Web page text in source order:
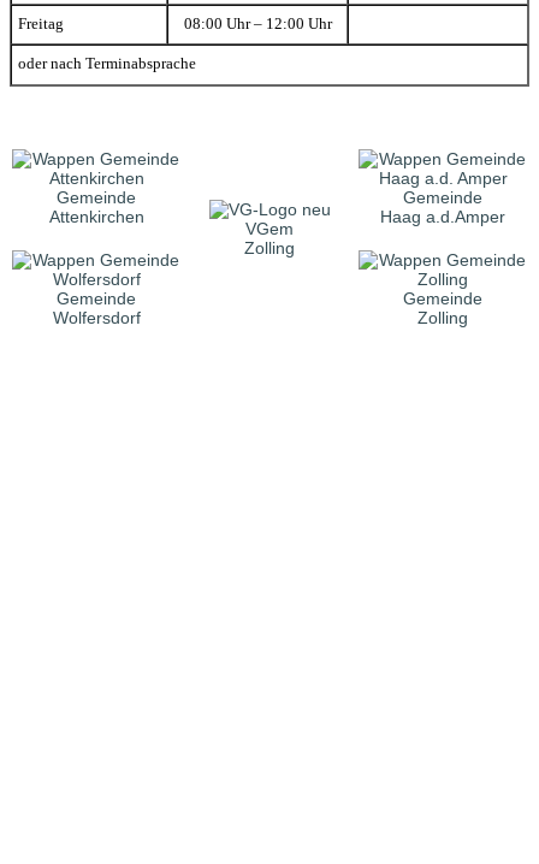
Freitag 08:00 Uhr – 12:00 Uhr
oder nach Terminabsprache
Gemeinde
Attenkirchen
VGem
Zolling
Gemeinde
Haag a.d.Amper
Gemeinde
Wolfersdorf
Gemeinde
Zolling